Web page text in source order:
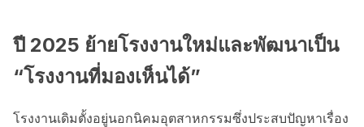
ปี 2025 ย้ายโรงงานใหม่และพัฒนาเป็น
“โรงงานที่มองเห็นได้”
โรงงานเดิมตั้งอยู่นอกนิคมอุตสาหกรรมซึ่งประสบปัญหาเรื่อง